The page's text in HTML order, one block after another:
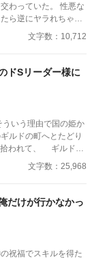
ていた。 性悪な
ら逆にヤラれちゃっ
文字数：10,712
ドSリーダー様に
ルドの町へとたどり
。
文字数：25,968
だけが行かなかっ
祝福でスキルを得た